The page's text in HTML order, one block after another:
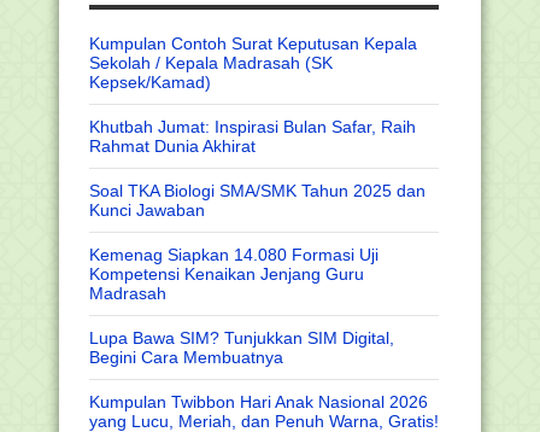
Kumpulan Contoh Surat Keputusan Kepala
Sekolah / Kepala Madrasah (SK
Kepsek/Kamad)
Khutbah Jumat: Inspirasi Bulan Safar, Raih
Rahmat Dunia Akhirat
Soal TKA Biologi SMA/SMK Tahun 2025 dan
Kunci Jawaban
Kemenag Siapkan 14.080 Formasi Uji
Kompetensi Kenaikan Jenjang Guru
Madrasah
Lupa Bawa SIM? Tunjukkan SIM Digital,
Begini Cara Membuatnya
Kumpulan Twibbon Hari Anak Nasional 2026
yang Lucu, Meriah, dan Penuh Warna, Gratis!